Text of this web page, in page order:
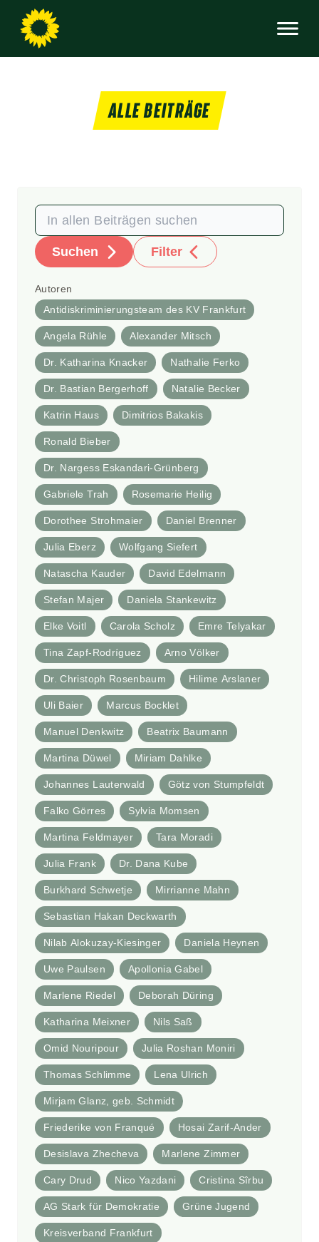
ALLE BEITRÄGE
Suchen Filter
Autoren
Antidiskriminierungsteam des KV Frankfurt
Angela Rühle Alexander Mitsch
Dr. Katharina Knacker Nathalie Ferko
Dr. Bastian Bergerhoff Natalie Becker
Katrin Haus Dimitrios Bakakis
Ronald Bieber
Dr. Nargess Eskandari-Grünberg
Gabriele Trah Rosemarie Heilig
Dorothee Strohmaier Daniel Brenner
Julia Eberz Wolfgang Siefert
Natascha Kauder David Edelmann
Stefan Majer Daniela Stankewitz
Elke Voitl Carola Scholz Emre Telyakar
Tina Zapf-Rodríguez Arno Völker
Dr. Christoph Rosenbaum Hilime Arslaner
Uli Baier Marcus Bocklet
Manuel Denkwitz Beatrix Baumann
Martina Düwel Miriam Dahlke
Johannes Lauterwald Götz von Stumpfeldt
Falko Görres Sylvia Momsen
Martina Feldmayer Tara Moradi
Julia Frank Dr. Dana Kube
Burkhard Schwetje Mirrianne Mahn
Sebastian Hakan Deckwarth
Nilab Alokuzay-Kiesinger Daniela Heynen
Uwe Paulsen Apollonia Gabel
Marlene Riedel Deborah Düring
Katharina Meixner Nils Saß
Omid Nouripour Julia Roshan Moniri
Thomas Schlimme Lena Ulrich
Mirjam Glanz, geb. Schmidt
Friederike von Franqué Hosai Zarif-Ander
Desislava Zhecheva Marlene Zimmer
Cary Drud Nico Yazdani Cristina Sîrbu
AG Stark für Demokratie Grüne Jugend
Kreisverband Frankfurt